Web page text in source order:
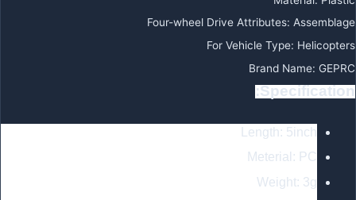
Four-wheel Drive Attributes: Assemblage
For Vehicle Type: Helicopters
Brand Name: GEPRC
Specification:
Length: 5inch
Meterial: PC
Weight: 3g